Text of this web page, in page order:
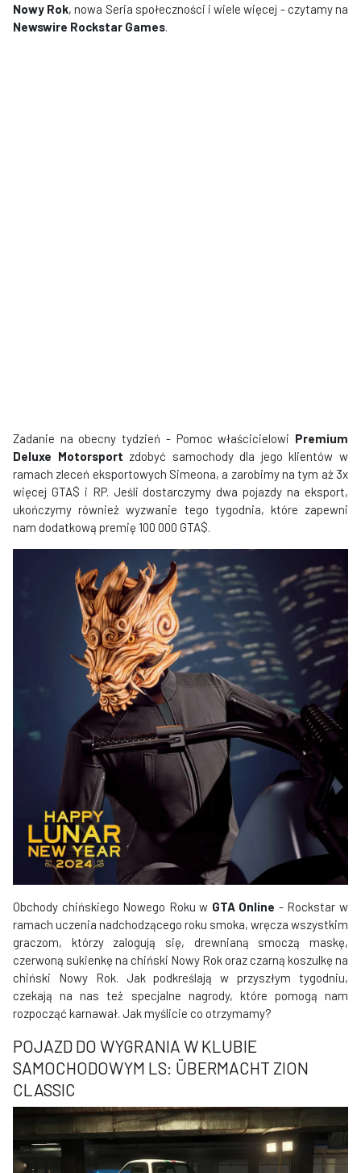
Nowy Rok, nowa Seria społeczności i wiele więcej - czytamy na
Newswire Rockstar Games.
Zadanie na obecny tydzień - Pomoc właścicielowi Premium
Deluxe Motorsport zdobyć samochody dla jego klientów w
ramach zleceń eksportowych Simeona, a zarobimy na tym aż 3x
więcej GTA$ i RP. Jeśli dostarczymy dwa pojazdy na eksport,
ukończymy również wyzwanie tego tygodnia, które zapewni
nam dodatkową premię 100 000 GTA$.
Obchody chińskiego Nowego Roku w GTA Online - Rockstar w
ramach uczenia nadchodzącego roku smoka, wręcza wszystkim
graczom, którzy zalogują się, drewnianą smoczą maskę,
czerwoną sukienkę na chiński Nowy Rok oraz czarną koszulkę na
chiński Nowy Rok. Jak podkreślają w przyszłym tygodniu,
czekają na nas też specjalne nagrody, które pomogą nam
rozpocząć karnawał. Jak myślicie co otrzymamy?
POJAZD DO WYGRANIA W KLUBIE
SAMOCHODOWYM LS: ÜBERMACHT ZION
CLASSIC